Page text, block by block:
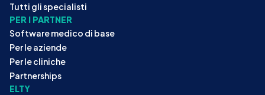
Tutti gli specialisti
PER I PARTNER
Software medico di base
Per le aziende
Per le cliniche
Partnerships
ELTY